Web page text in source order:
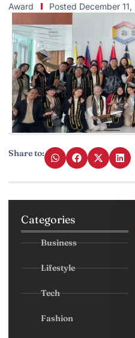
Award Posted December
Share to:
Categories
Business
Lifestyle
Tech
Fashion